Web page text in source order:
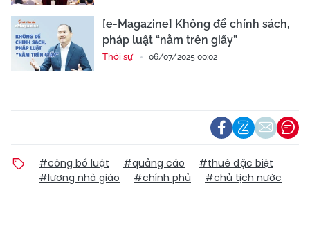
[e-Magazine] Không để chính sách,
pháp luật “nằm trên giấy”
Thời sự 06/07/2025 00:02
#công bố luật #quảng cáo
#thuê đặc biệt
#lương nhà giáo
#chính phủ #chủ tịch nước